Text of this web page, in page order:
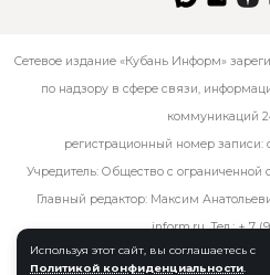
Используя этот сайт, вы соглашаетесь с
Политикой конфиденциальности
Сетевое издание «Кубань Информ»
по надзору в сфере связи,
коммуникаций
регистрационный номер
Учредитель: Общество с ограниченной
Главный редактор: Максим
inform.ru. Тел.:+ 7